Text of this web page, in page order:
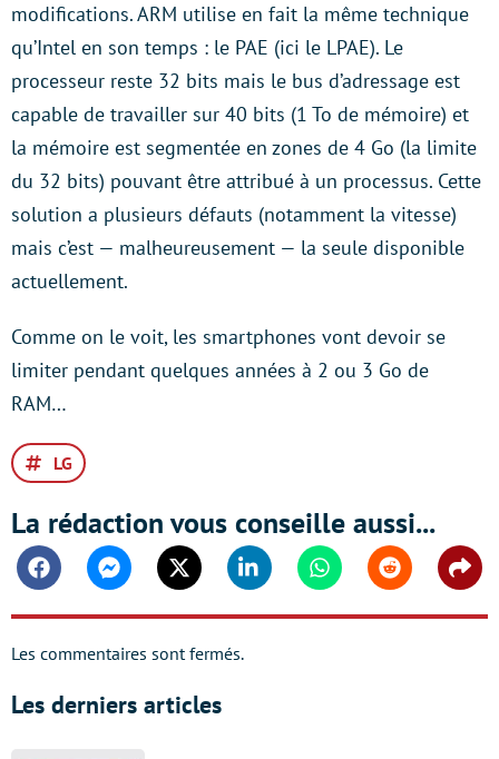
modifications. ARM utilise en fait la même technique
qu’Intel en son temps : le PAE (ici le LPAE). Le
processeur reste 32 bits mais le bus d’adressage est
capable de travailler sur 40 bits (1 To de mémoire) et
la mémoire est segmentée en zones de 4 Go (la limite
du 32 bits) pouvant être attribué à un processus. Cette
solution a plusieurs défauts (notamment la vitesse)
mais c’est — malheureusement — la seule disponible
actuellement.
Comme on le voit, les smartphones vont devoir se
limiter pendant quelques années à 2 ou 3 Go de
RAM…
LG
La rédaction vous conseille aussi...
FacebookMessengerTwitter Linkedin WhatsappReddit
Les commentaires sont fermés.
Les derniers articles